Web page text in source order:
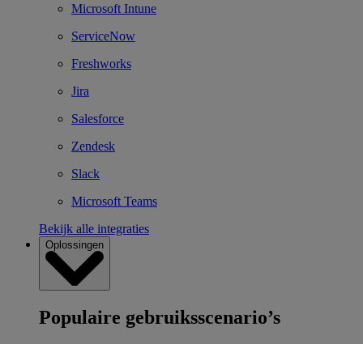
Microsoft Intune
ServiceNow
Freshworks
Jira
Salesforce
Zendesk
Slack
Microsoft Teams
Bekijk alle integraties
Oplossingen
Populaire gebruiksscenario’s